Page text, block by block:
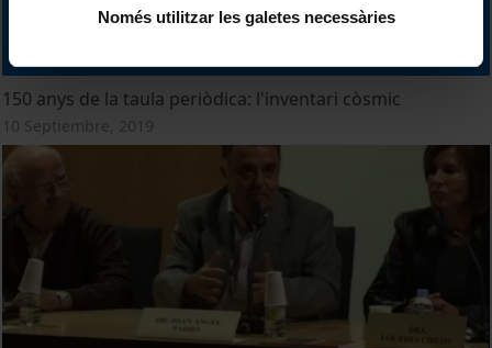
Només utilitzar les galetes necessàries
150 anys de la taula periòdica: l'inventari còsmic
10 Septiembre, 2019